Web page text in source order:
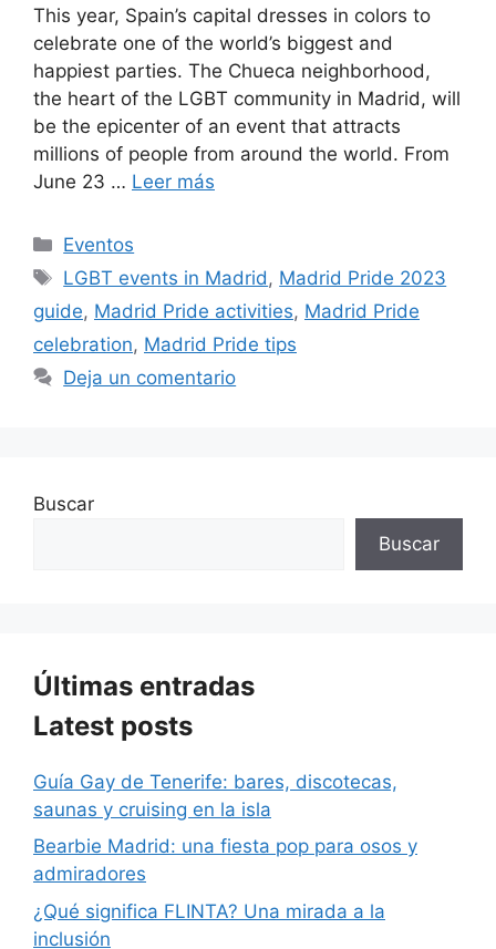
This year, Spain’s capital dresses in colors to
celebrate one of the world’s biggest and
happiest parties. The Chueca neighborhood,
the heart of the LGBT community in Madrid, will
be the epicenter of an event that attracts
millions of people from around the world. From
June 23 … Leer más
Categorías
Eventos
Etiquetas
LGBT events in Madrid , Madrid Pride 2023
guide, Madrid Pride activities, Madrid Pride
celebration, Madrid Pride tips
Deja un comentario
Buscar
Buscar
Últimas entradas
Latest posts
Guía Gay de Tenerife: bares, discotecas,
saunas y cruising en la isla
Bearbie Madrid: una fiesta pop para osos y
admiradores
¿Qué significa FLINTA? Una mirada a la
inclusión